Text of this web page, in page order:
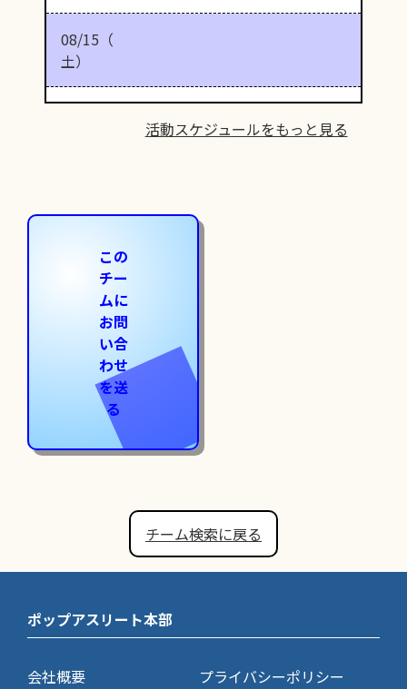
08/15（
土）
活動スケジュールをもっと見る
この
チー
ムに
お問
い合
わせ
を送
る
チーム検索に戻る
ポップアスリート本部
会社概要
プライバシーポリシー